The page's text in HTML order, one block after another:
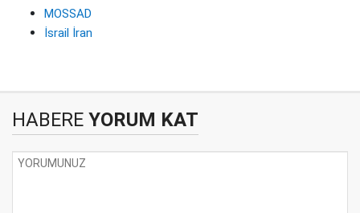
MOSSAD
İsrail İran
HABERE YORUM KAT